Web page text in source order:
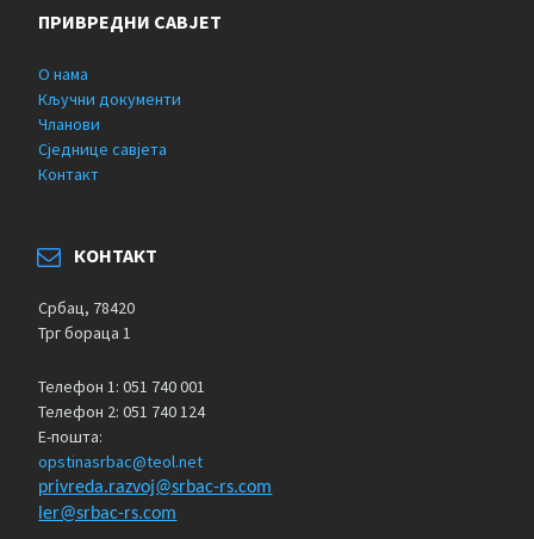
ПРИВРЕДНИ САВЈЕТ
О нама
Кључни документи
Чланови
Сједнице савјета
Контакт
КОНТАКТ
Србац, 78420
Трг бораца 1
Телефон 1: 051 740 001
Телефон 2: 051 740 124
Е-пошта:
opstinasrbac@teol.net
privreda.razvoj@srbac-rs.com
ler@srbac-rs.com